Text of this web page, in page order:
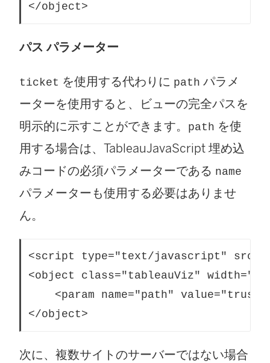
</object>
パス パラメーター
ticket を使用する代わりに path パラメ
ーターを使用すると、ビューの完全パスを
明示的に示すことができます。
path を使
用する場合は、TableauJavaScript 埋め込
みコードの必須パラメーターである name
パラメーターも使用する必要はありませ
ん。
<script type="text/javascript"
<object class="tableauViz"
<param name="path"
</object>
次に、複数サイトのサーバーではない場合